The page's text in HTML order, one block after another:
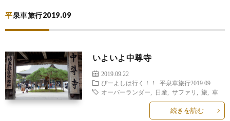
平泉車旅行2019.09
いよいよ中尊寺
2019.09.22
ぴーよしは行く！！
平泉車旅行2019.09
オーバーランダー
日産, サファリ 旅 車
続きを読む